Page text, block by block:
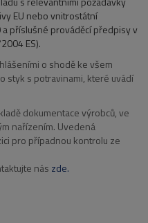
EU nebo vnitrostátní
příslušné prováděcí předpisy v
ES).
o shodě ke všem
styk s potravinami, které uvádí
dokumentace výrobců, ve
nařízením. Uvedená
pro případnou kontrolu ze
nás zde.